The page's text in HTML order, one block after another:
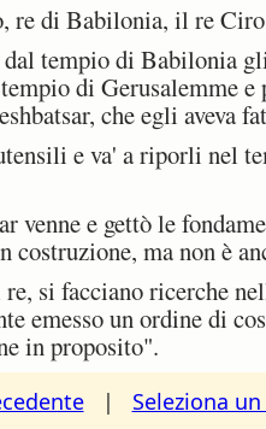
di Babilonia, il re
tempio di Babilonia
di Gerusalemme
che egli aveva
e va' a riporli nel
venne e gettò le
costruzione, ma non è
si facciano ricerche
emesso un ordine di
in proposito".
| Seleziona